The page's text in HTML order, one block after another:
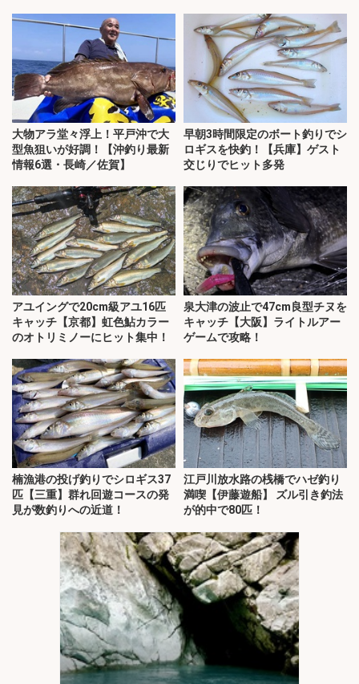
大物アラ堂々浮上！平戸沖で大
型魚狙いが好調！【沖釣り最新
情報6選・長崎／佐賀】
早朝3時間限定のボート釣りでシ
ロギスを快釣！【兵庫】ゲスト
交じりでヒット多発
アユイングで20cm級アユ16匹
キャッチ【京都】虹色鮎カラー
のオトリミノーにヒット集中！
泉大津の波止で47cm良型チヌを
キャッチ【大阪】ライトルアー
ゲームで攻略！
楠漁港の投げ釣りでシロギス37
匹【三重】群れ回遊コースの発
見が数釣りへの近道！
江戸川放水路の桟橋でハゼ釣り
満喫【伊藤遊船】 ズル引き釣法
が的中で80匹！